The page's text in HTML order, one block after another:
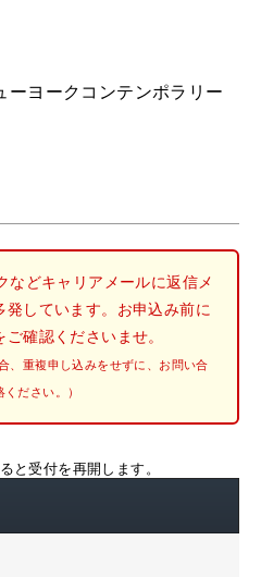
ーヨークコンテンポラリー
などキャリアメールに返信メ
しています。お申込み前に
確認くださいませ。
、重複申し込みをせずに、お問い合
ださい。）
と受付を再開します。